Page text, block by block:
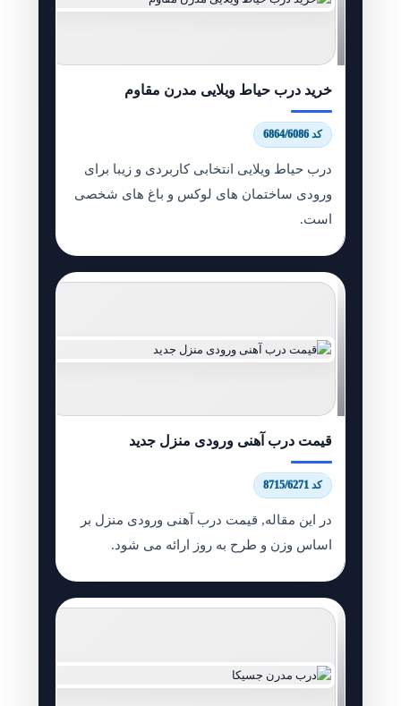
خرید درب حیاط ویلایی مدرن مقاوم
کد 6864/6086
درب حیاط ویلایی انتخابی کاربردی و زیبا برای
ورودی ساختمان های لوکس و باغ های شخصی
است.
قیمت درب آهنی ورودی منزل جدید
کد 8715/6271
در این مقاله, قیمت درب آهنی ورودی منزل بر
اساس وزن و طرح به روز ارائه می شود.